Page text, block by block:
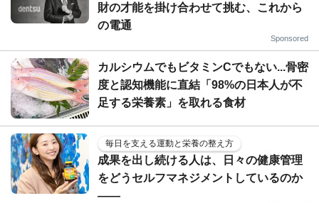
財の才能を掛け合わせて挑む、これから
の電通
Sponsored
カルシウムでもビタミンCでもない...骨密
度と認知機能に直結「98%の日本人が不
足する栄養素」を取れる食材
毎日を支える運動と栄養の整え方
成果を出し続ける人は、日々の健康管理
をどうセルフマネジメントしているのか
——